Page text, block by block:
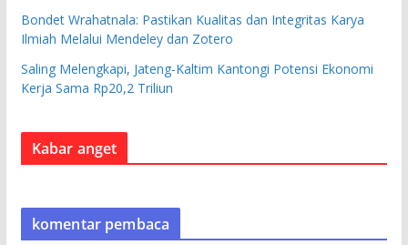
Bondet Wrahatnala: Pastikan Kualitas dan Integritas Karya
Ilmiah Melalui Mendeley dan Zotero
Saling Melengkapi, Jateng-Kaltim Kantongi Potensi Ekonomi
Kerja Sama Rp20,2 Triliun
Kabar anget
komentar pembaca